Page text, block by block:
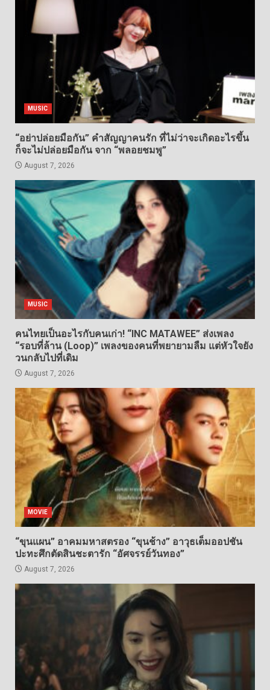
MUSIC
“อย่าปล่อยมือกัน” คำสัญญาคนรัก ที่ไม่ว่าจะเกิดอะไรขึ้น
ก็จะไม่ปล่อยมือกัน จาก “พลอยชมพู”
August 7, 2026
MUSIC
คนไทยเป็นอะไรกับคนเก่า! “INC MATAWEE” ส่งเพลง
“รอบที่ล้าน (Loop)” เพลงของคนที่พยายามลืม แต่หัวใจยัง
วนกลับไปที่เดิม
August 7, 2026
MOVIE
“ขุนแผน” อาคมมหาสตรอง “ขุนช้าง” อาวุธเต็มออปชัน
ปะทะศึกตัดสินชะตารัก “อัศจรรย์วันทอง”
August 7, 2026